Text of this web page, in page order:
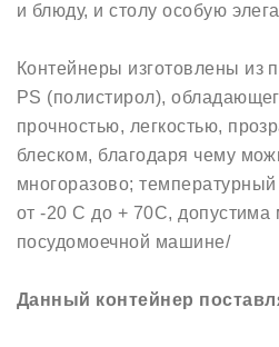
и блюду, и столу особую
Контейнеры изготовлены из
PS (полистирол),
прочностью, легкостью,
блеском, благодаря чему
многоразово;
от -20 С до + 70С, допустима
посудомоечной машине/
Данный контейнер